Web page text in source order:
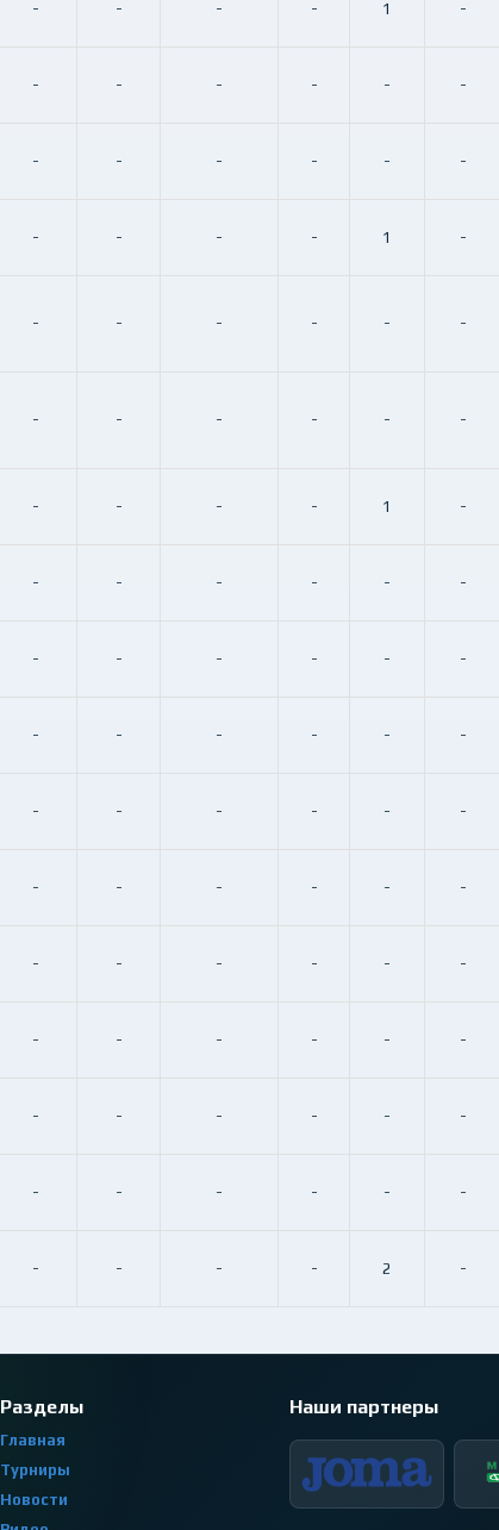
- - - - 1 -
- - - - - -
- - - - - -
- - - - 1 -
- - - - - -
- - - - - -
- - - - 1 -
- - - - - -
- - - - - -
- - - - - -
- - - - - -
- - - - - -
- - - - - -
- - - - - -
- - - - - -
- - - - - -
- - - - 2 -
Разделы
Главная
Турниры
Новости
Наши партнеры